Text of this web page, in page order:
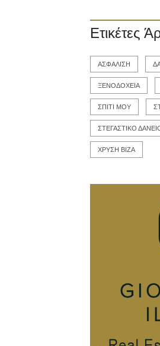
Ετικέτες
ΑΣΦΑΛΙΣΗ
ΞΕΝΟΔΟΧΕΙΑ
ΣΠΙΤΙ ΜΟΥ
ΣΤΕΓΑΣΤΙΚΟ
ΧΡΥΣΗ ΒΙΖΑ